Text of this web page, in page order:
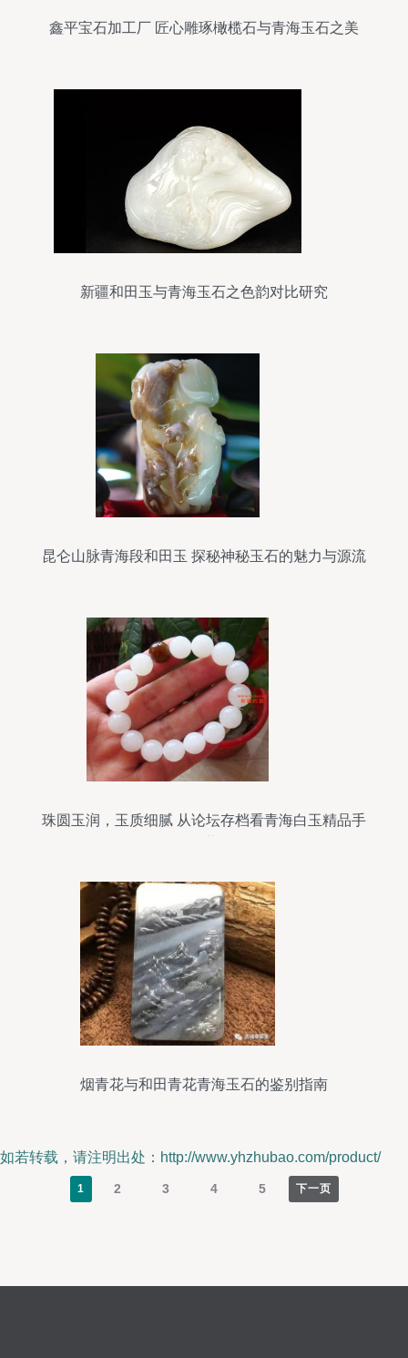
鑫平宝石加工厂 匠心雕琢橄榄石与青海玉石之美
新疆和田玉与青海玉石之色韵对比研究
昆仑山脉青海段和田玉 探秘神秘玉石的魅力与源流
珠圆玉润，玉质细腻 从论坛存档看青海白玉精品手
烟青花与和田青花青海玉石的鉴别指南
如若转载，请注明出处：http://www.yhzhubao.com/product/
1 2 3 4 5 下一页